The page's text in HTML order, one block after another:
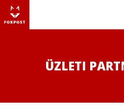
ÜZLETI